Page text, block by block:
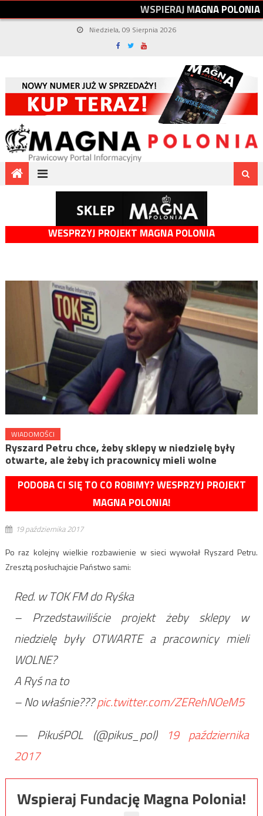
WSPIERAJMAGNAPOLONIA
Niedziela, 09 Sierpnia 2026
WESPRZYJ PROJEKT MAGNA POLONIA
WIADOMOŚCI
Ryszard Petru chce, żeby sklepy w niedzielę były
otwarte, ale żeby ich pracownicy mieli wolne
PODOBA CI SIĘ TO CO ROBIMY? WESPRZYJ PROJEKT
MAGNA POLONIA!
19 października 2017
Po raz kolejny wielkie rozbawienie w sieci wywołał Ryszard Petru.
Zresztą posłuchajcie Państwo sami:
Red. w TOK FM do Ryśka
– Przedstawiliście projekt żeby sklepy w
niedzielę były OTWARTE a pracownicy mieli
WOLNE?
A Ryś na to
– No właśnie???pic.twitter.com/ZERehNOeM5
— PikuśPOL (@pikus_pol)
19 października
2017
Wspieraj Fundację Magna Polonia!